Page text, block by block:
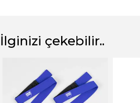
İlginizi çekebilir..